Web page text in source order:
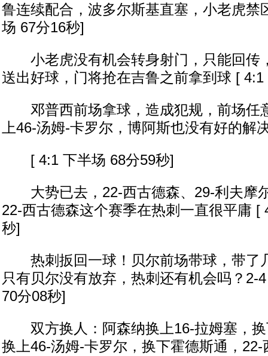
鲁连续配合，波多尔斯基直塞，小老虎禁
场 67分16秒]
小老虎没有机会转身射门，只能回传
送出好球，门将抢在吉鲁之前拿到球 [
邓普西前场拿球，造成犯规，前场任
上46-汤姆-卡罗尔，博阿斯也没有好的解
[ 4:1 下半场 68分59秒]
大势已去，22-西古德森、29-利夫摩
22-西古德森这个赛季在热刺一直很平庸 [
秒]
热刺扳回一球！贝尔前场带球，带了
只有贝尔没有放弃，热刺还有机会吗？2-
70分08秒]
双方换人：阿森纳换上16-拉姆塞，换
换上46-汤姆-卡罗尔，换下霍德斯通，